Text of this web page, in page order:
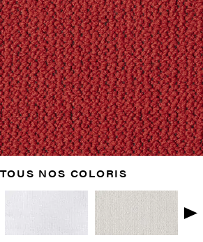
NOS COLORIS